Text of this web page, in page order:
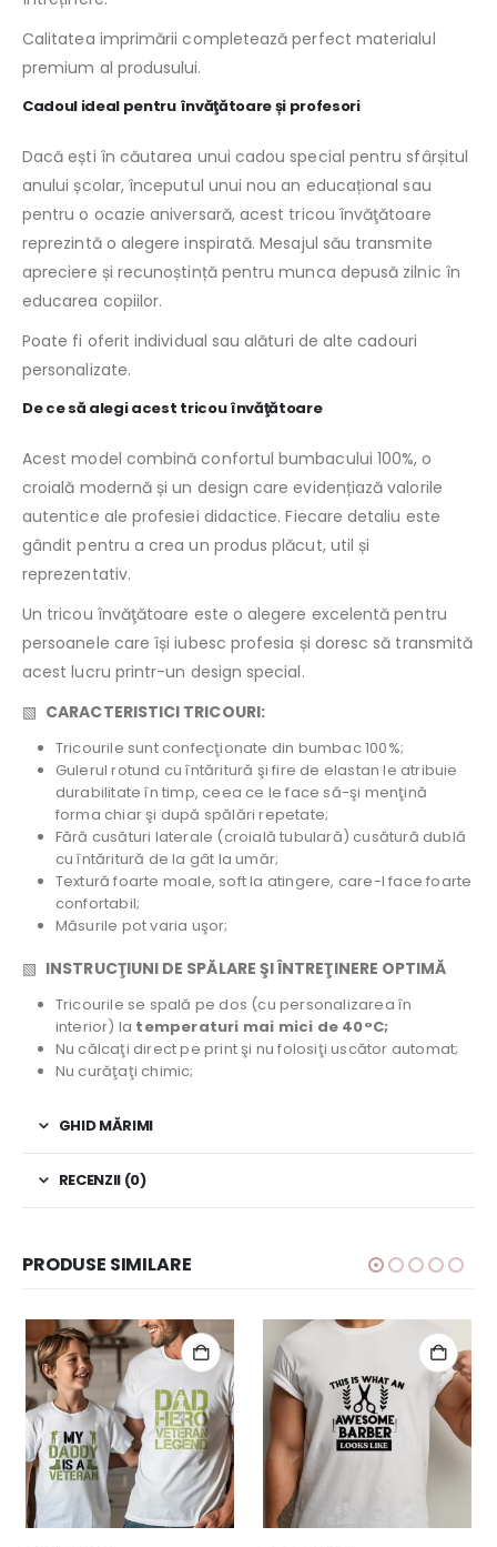
Calitatea imprimării completează perfect materialul
premium al produsului.
Cadoul ideal pentru învăţătoare și profesori
Dacă ești în căutarea unui cadou special pentru sfârșitul
anului școlar, începutul unui nou an educațional sau
pentru o ocazie aniversară, acest tricou învăţătoare
reprezintă o alegere inspirată. Mesajul său transmite
apreciere și recunoștință pentru munca depusă zilnic în
educarea copiilor.
Poate fi oferit individual sau alături de alte cadouri
personalizate.
De ce să alegi acest tricou învăţătoare
Acest model combină confortul bumbacului 100%, o
croială modernă și un design care evidențiază valorile
autentice ale profesiei didactice. Fiecare detaliu este
gândit pentru a crea un produs plăcut, util și
reprezentativ.
Un tricou învăţătoare este o alegere excelentă pentru
persoanele care își iubesc profesia și doresc să transmită
acest lucru printr-un design special.
▧ CARACTERISTICI TRICOURI:
Tricourile sunt confecţionate din bumbac 100%;
Gulerul rotund cu întăritură şi fire de elastan le atribuie
durabilitate în timp, ceea ce le face să-şi menţină
forma chiar şi după spălări repetate;
Fără cusături laterale (croială tubulară) cusătură dublă
cu întăritură de la gât la umăr;
Textură foarte moale, soft la atingere, care-l face foarte
confortabil;
Măsurile pot varia uşor;
▧ INSTRUCŢIUNI DE SPĂLARE ŞI ÎNTREŢINERE OPTIMĂ
Tricourile se spală pe dos (cu personalizarea în
interior) la temperaturi mai mici de 40°C;
Nu călcaţi direct pe print şi nu folosiţi uscător automat;
Nu curăţaţi chimic;
GHID MĂRIMI
RECENZII (0)
PRODUSE SIMILARE